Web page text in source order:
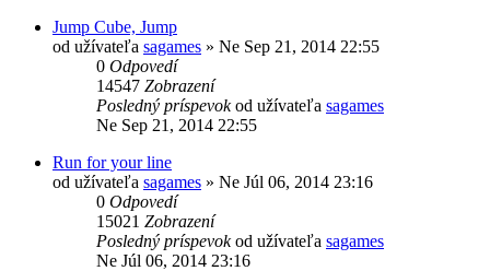
Jump Cube, Jump
od užívateľa sagames » Ne Sep 21, 2014 22:55
0 Odpovedí
14547 Zobrazení
Posledný príspevokod užívateľa sagames
Ne Sep 21, 2014 22:55
Run for your line
od užívateľa sagames » Ne Júl 06, 2014 23:16
0 Odpovedí
15021 Zobrazení
Posledný príspevokod užívateľa sagames
Ne Júl 06, 2014 23:16